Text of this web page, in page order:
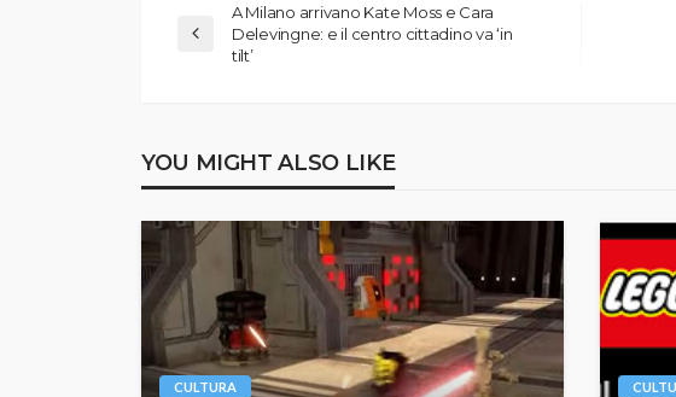
A Milano arrivano Kate Moss e Cara
Delevingne: e il centro cittadino va ‘in
tilt’
YOU MIGHT ALSO LIKE
CULTURA